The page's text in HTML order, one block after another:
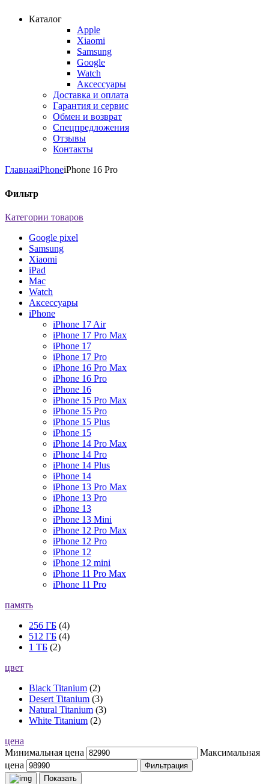
Каталог
Apple
Xiaomi
Samsung
Google
Watch
Аксессуары
Доставка и оплата
Гарантия и сервис
Обмен и возврат
Спецпредложения
Отзывы
Контакты
ГлавнаяiPhoneiPhone 16 Pro
Фильтр
Категории товаров
Google pixel
Samsung
Xiaomi
iPad
Mac
Watch
Аксессуары
iPhone
iPhone 17 Air
iPhone 17 Pro Max
iPhone 17
iPhone 17 Pro
iPhone 16 Pro Max
iPhone 16 Pro
iPhone 16
iPhone 15 Pro Max
iPhone 15 Pro
iPhone 15 Plus
iPhone 15
iPhone 14 Pro Max
iPhone 14 Pro
iPhone 14 Plus
iPhone 14
iPhone 13 Pro Max
iPhone 13 Pro
iPhone 13
iPhone 13 Mini
iPhone 12 Pro Max
iPhone 12 Pro
iPhone 12
iPhone 12 mini
iPhone 11 Pro Max
iPhone 11 Pro
память
256 ГБ (4)
512 ГБ (4)
1 ТБ (2)
цвет
Black Titanium (2)
Desert Titanium (3)
Natural Titanium (3)
White Titanium (2)
цена
Минимальная цена
Максимальная
цена
Фильтрация
Показать